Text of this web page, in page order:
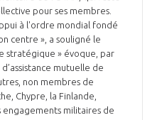
SUR LES RELATIONS ENTRE
AÉRONAUTIQUE ET SPATIALE
DE LA FILIÈRE
pour ses membres.
à l'ordre mondial fondé
centre », a souligné le
stratégique » évoque, par
mutuelle de
non membres de
Chypre, la Finlande,
engagements militaires de